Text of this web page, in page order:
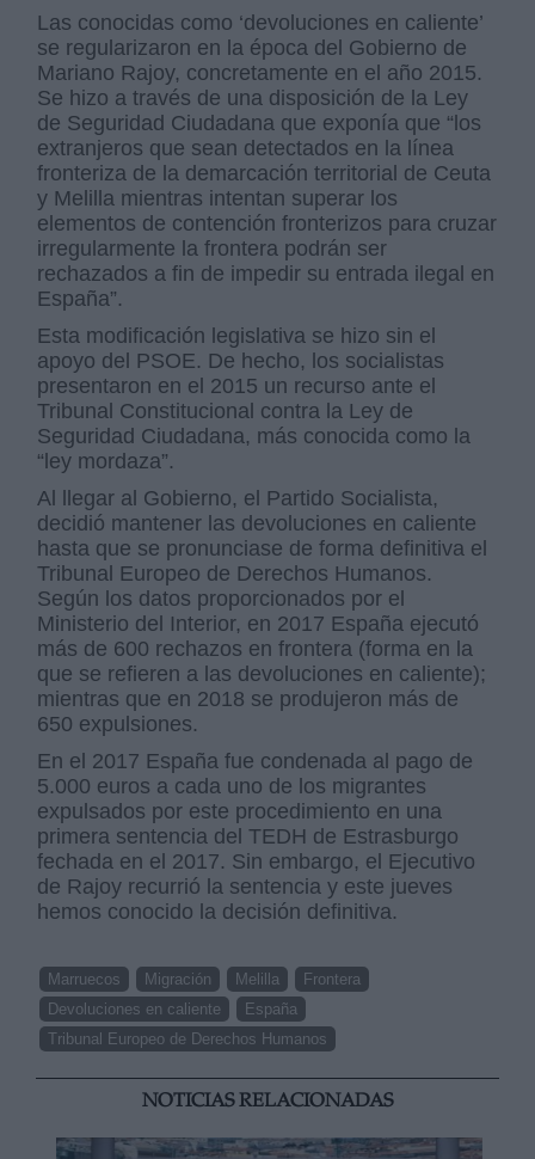
Las conocidas como ‘devoluciones en caliente’
se regularizaron en la época del Gobierno de
Mariano Rajoy, concretamente en el año 2015.
Se hizo a través de una disposición de la Ley
de Seguridad Ciudadana que exponía que “los
extranjeros que sean detectados en la línea
fronteriza de la demarcación territorial de Ceuta
y Melilla mientras intentan superar los
elementos de contención fronterizos para cruzar
irregularmente la frontera podrán ser
rechazados a fin de impedir su entrada ilegal en
España”.
Esta modificación legislativa se hizo sin el
apoyo del PSOE. De hecho, los socialistas
presentaron en el 2015 un recurso ante el
Tribunal Constitucional contra la Ley de
Seguridad Ciudadana, más conocida como la
“ley mordaza”.
Al llegar al Gobierno, el Partido Socialista,
decidió mantener las devoluciones en caliente
hasta que se pronunciase de forma definitiva el
Tribunal Europeo de Derechos Humanos.
Según los datos proporcionados por el
Ministerio del Interior, en 2017 España ejecutó
más de 600 rechazos en frontera (forma en la
que se refieren a las devoluciones en caliente);
mientras que en 2018 se produjeron más de
650 expulsiones.
En el 2017 España fue condenada al pago de
5.000 euros a cada uno de los migrantes
expulsados por este procedimiento en una
primera sentencia del TEDH de Estrasburgo
fechada en el 2017. Sin embargo, el Ejecutivo
de Rajoy recurrió la sentencia y este jueves
hemos conocido la decisión definitiva.
Marruecos Migración Melilla
Frontera
Devoluciones en caliente
España
Tribunal Europeo de Derechos Humanos
NOTICIAS RELACIONADAS